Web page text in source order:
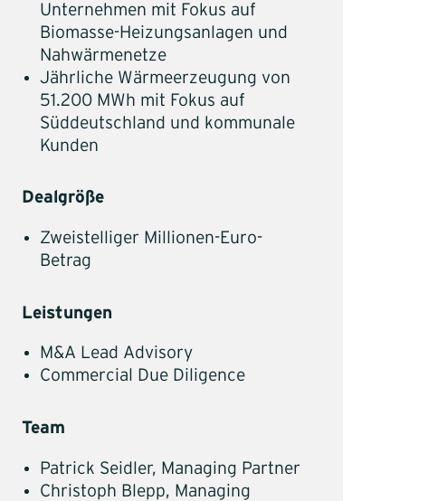
Unternehmen mit Fokus auf
Biomasse-Heizungsanlagen und
Nahwärmenetze
Jährliche Wärmeerzeugung von
51.200 MWh mit Fokus auf
Süddeutschland und kommunale
Kunden
Dealgröße
Zweistelliger Millionen-Euro-
Betrag
Leistungen
M&A Lead Advisory
Commercial Due Diligence
Team
Patrick Seidler, Managing Partner
Christoph Blepp, Managing